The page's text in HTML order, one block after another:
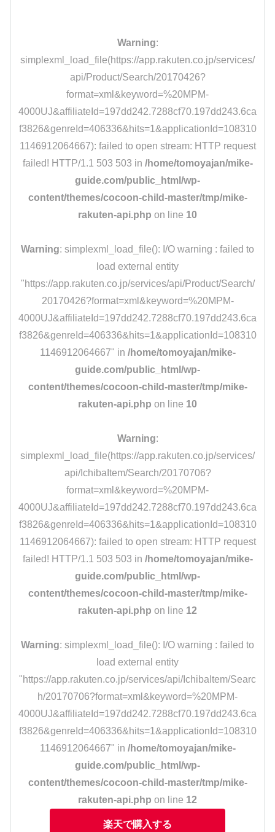
Warning:
simplexml_load_file(https://app.rakuten.co.jp/services/
api/Product/Search/20170426?
format=xml&keyword=%20MPM-
4000UJ&affiliateId=197dd242.7288cf70.197dd243.6ca
f3826&genreId=406336&hits=1&applicationId=108310
1146912064667): failed to open stream: HTTP request
failed! HTTP/1.1 503 503 in /home/tomoyajan/mike-
guide.com/public_html/wp-
content/themes/cocoon-child-master/tmp/mike-
rakuten-api.php on line 10
Warning: simplexml_load_file(): I/O warning : failed to
load external entity
"https://app.rakuten.co.jp/services/api/Product/Search/
20170426?format=xml&keyword=%20MPM-
4000UJ&affiliateId=197dd242.7288cf70.197dd243.6ca
f3826&genreId=406336&hits=1&applicationId=108310
1146912064667" in /home/tomoyajan/mike-
guide.com/public_html/wp-
content/themes/cocoon-child-master/tmp/mike-
rakuten-api.php on line 10
Warning:
simplexml_load_file(https://app.rakuten.co.jp/services/
api/IchibaItem/Search/20170706?
format=xml&keyword=%20MPM-
4000UJ&affiliateId=197dd242.7288cf70.197dd243.6ca
f3826&genreId=406336&hits=1&applicationId=108310
1146912064667): failed to open stream: HTTP request
failed! HTTP/1.1 503 503 in /home/tomoyajan/mike-
guide.com/public_html/wp-
content/themes/cocoon-child-master/tmp/mike-
rakuten-api.php on line 12
Warning: simplexml_load_file(): I/O warning : failed to
load external entity
"https://app.rakuten.co.jp/services/api/IchibaItem/Searc
h/20170706?format=xml&keyword=%20MPM-
4000UJ&affiliateId=197dd242.7288cf70.197dd243.6ca
f3826&genreId=406336&hits=1&applicationId=108310
1146912064667" in /home/tomoyajan/mike-
guide.com/public_html/wp-
content/themes/cocoon-child-master/tmp/mike-
rakuten-api.php on line 12
楽天で購入する